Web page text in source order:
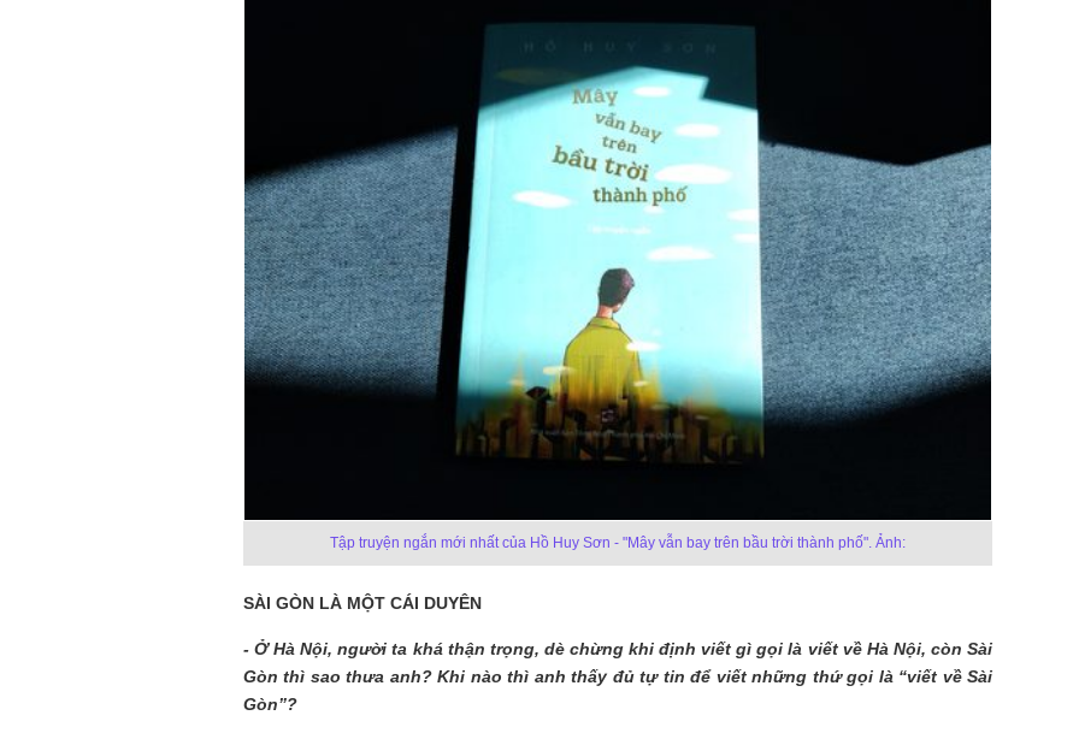
Tập truyện ngắn mới nhất của Hồ Huy Sơn - "Mây vẫn bay trên bầu trời thành phố". Ảnh:
SÀI GÒN LÀ MỘT CÁI DUYÊN
- Ở Hà Nội, người ta khá thận trọng, dè chừng khi định viết gì gọi là viết về Hà Nội, còn Sài
Gòn thì sao thưa anh? Khi nào thì anh thấy đủ tự tin để viết những thứ gọi là “viết về Sài
Gòn”?